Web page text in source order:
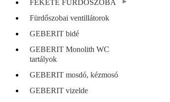
FEKETE FÜRDŐSZOBA
Fürdőszobai ventillátorok
GEBERIT bidé
GEBERIT Monolith WC
tartályok
GEBERIT mosdó, kézmosó
GEBERIT vizelde